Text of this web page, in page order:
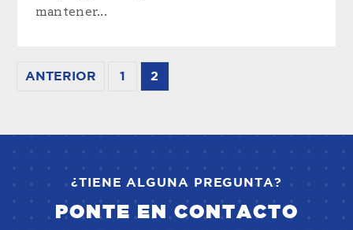
mantener...
ANTERIOR 1 2
¿TIENE ALGUNA PREGUNTA?
PONTE EN CONTACTO